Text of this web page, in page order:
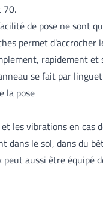
70.
de pose ne sont
permet
rapidement et
se fait par
la pose
les vibrations en cas
dans le sol, dans du
peut aussi être équipé